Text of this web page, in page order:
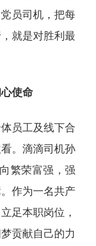
员司机，把每
就是对胜利最
使命
员工及线下合
。滴滴司机孙
繁荣富强，强
作为一名共产
足本职岗位，
贡献自己的力